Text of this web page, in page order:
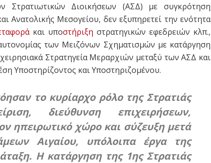
Στρατιωτικών Διοικήσεων (ΑΣΔ) με συγκρότηση
Ανατολικής Μεσογείου, δεν εξυπηρετεί την ενότητα
και υποστήριξη στρατηγικών εφεδρειών κλπ.,
των Μειζόνων Σχηματισμών με κατάργηση
Στρατηγεία Μεραρχιών μεταξύ των ΑΣΔ και
Υποστηρίζοντος και Υποστηριζομένου.
το κυρίαρχο ρόλο της Στρατιάς
διεύθυνση επιχειρήσεων,
ηπειρωτικό χώρο και σύζευξη μετά
Αιγαίου, υπόλοιπα έργα της
Η κατάργηση της 1ης Στρατιάς